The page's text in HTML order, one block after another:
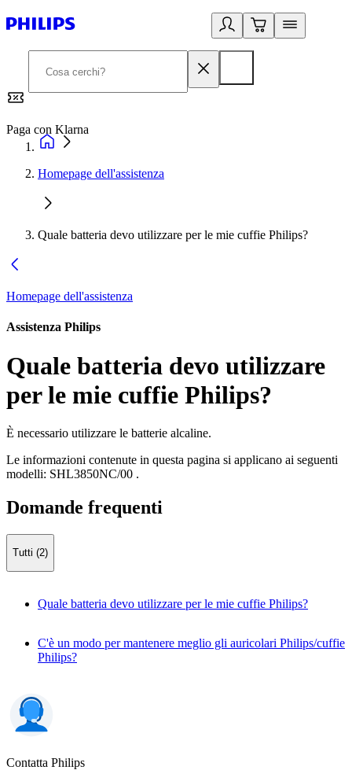
Paga con Klarna
Homepage dell'assistenza
Quale batteria devo utilizzare per le mie cuffie Philips?
Homepage dell'assistenza
Assistenza Philips
Quale batteria devo utilizzare
per le mie cuffie Philips?
È necessario utilizzare le batterie alcaline.
Le informazioni contenute in questa pagina si applicano ai seguenti
modelli: SHL3850NC/00 .
Domande frequenti
Tutti (2)
Quale batteria devo utilizzare per le mie cuffie Philips?
C'è un modo per mantenere meglio gli auricolari Philips/cuffie
Philips?
Contatta Philips